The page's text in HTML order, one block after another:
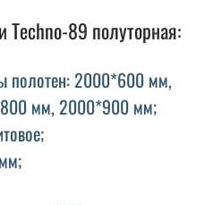
Techno-89 полуторная:
полотен: 2000*600 мм,
мм, 2000*900 мм;